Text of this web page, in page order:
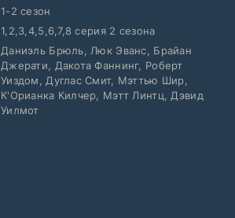
1-2 сезон
1,2,3,4,5,6,7,8 серия 2 сезона
Даниэль Брюль, Люк Эванс, Брайан
Джерати, Дакота Фаннинг, Роберт
Уиздом, Дуглас Смит, Мэттью Шир,
К'Орианка Килчер, Мэтт Линтц, Дэвид
Уилмот